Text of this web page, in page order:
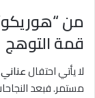
من
قمة التوهج
لا يأتي احتفالعناني
مستمر. فبعد